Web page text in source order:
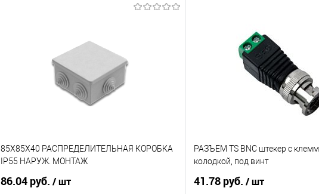
85X85X40 РАСПРЕДЕЛИТЕЛЬНАЯ КОРОБКА
IP55 НАРУЖ. МОНТАЖ
86.04 руб. / шт
РАЗЪЕМ TS BNC штекер с
колодкой, под винт
41.78 руб. / шт